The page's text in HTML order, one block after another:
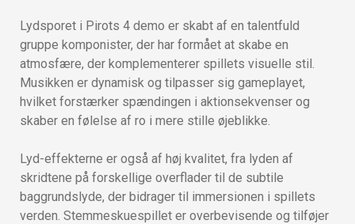
Lydsporet i Pirots 4 demo er skabt af en talentfuld
gruppe komponister, der har formået at skabe en
atmosfære, der komplementerer spillets visuelle stil.
Musikken er dynamisk og tilpasser sig gameplayet,
hvilket forstærker spændingen i aktionsekvenser og
skaber en følelse af ro i mere stille øjeblikke.
Lyd-effekterne er også af høj kvalitet, fra lyden af
skridtene på forskellige overflader til de subtile
baggrundslyde, der bidrager til immersionen i spillets
verden. Stemmeskuespillet er overbevisende og tilføjer